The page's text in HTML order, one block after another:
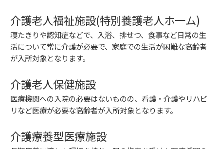
介護老人福祉施設(特別養護老人ホ一ム)
寝たきりや認知症などで、入浴、排せつ、食事など日常の生
活について常に介護が必要で、家庭での生活が困難な高齢者
が入所対象となります。
介護老人保健施設
医療機関への入院の必要はないものの、看護・介護やリハビ
リなど医療が必要な高齢者が入所対象となります。
介護療養型医療施設